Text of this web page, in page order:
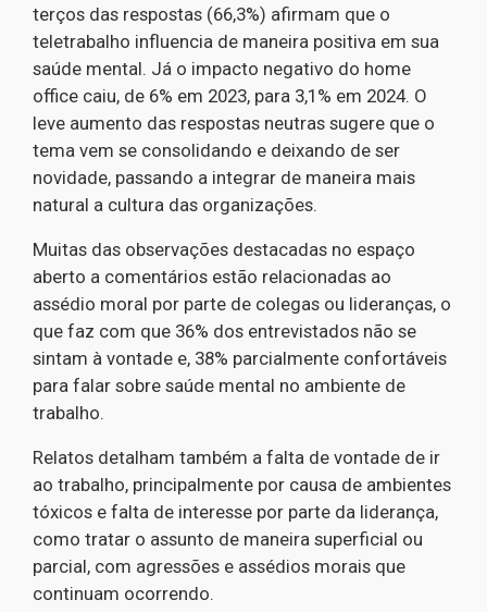
terços das respostas (66,3%) afirmam que o
teletrabalho influencia de maneira positiva em sua
saúde mental. Já o impacto negativo do home
office caiu, de 6% em 2023, para 3,1% em 2024. O
leve aumento das respostas neutras sugere que o
tema vem se consolidando e deixando de ser
novidade, passando a integrar de maneira mais
natural a cultura das organizações.
Muitas das observações destacadas no espaço
aberto a comentários estão relacionadas ao
assédio moral por parte de colegas ou lideranças, o
que faz com que 36% dos entrevistados não se
sintam à vontade e, 38% parcialmente confortáveis
para falar sobre saúde mental no ambiente de
trabalho.
Relatos detalham também a falta de vontade de ir
ao trabalho, principalmente por causa de ambientes
tóxicos e falta de interesse por parte da liderança,
como tratar o assunto de maneira superficial ou
parcial, com agressões e assédios morais que
continuam ocorrendo.